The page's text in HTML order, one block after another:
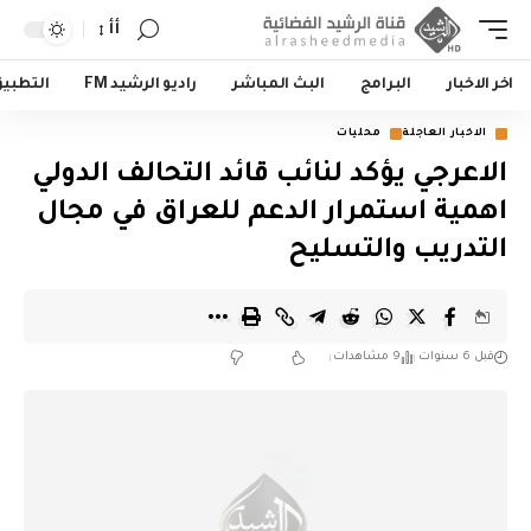
أأ
اخر الاخبار البرامج البث المباشر راديو الرشيد FM
الاخبار العاجلة محليات
الاعرجي يؤكد لنائب قائد التحالف الدولي
اهمية استمرار الدعم للعراق في مجال
التدريب والتسليح
قبل 6 سنوات 9 مشاهدات